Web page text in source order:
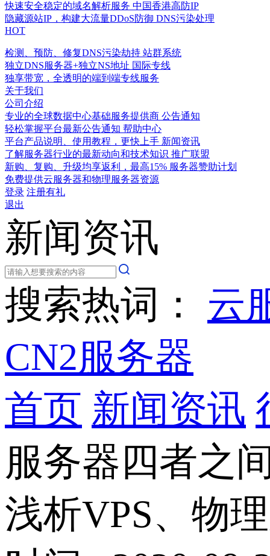
快速安全稳定的域名解析服务 中国香港高防IP
隐藏源站IP，构建大流量DDoS防御 DNS污染处理
HOT
检测、预防、修复DNS污染劫持 站群系统
独立DNS服务器+独立NS地址 国际专线
独享带宽，全透明的端到端专线服务
关于我们
公司介绍
专业的全球数据中心基础服务提供商 公告通知
轻松掌握平台最新公告通知 帮助中心
平台产品说明、使用教程，更快上手 新闻资讯
了解服务器行业的最新动向和技术知识 推广联盟
新购、复购、升级均享返利，最高15% 服务器赞助计划
免费提供云服务器和物理服务器资源
登录 注册有礼
退出
新闻资讯
搜索热词： 云
CN2服务器
首页 新闻资讯
服务器四者之
浅析VPS、物